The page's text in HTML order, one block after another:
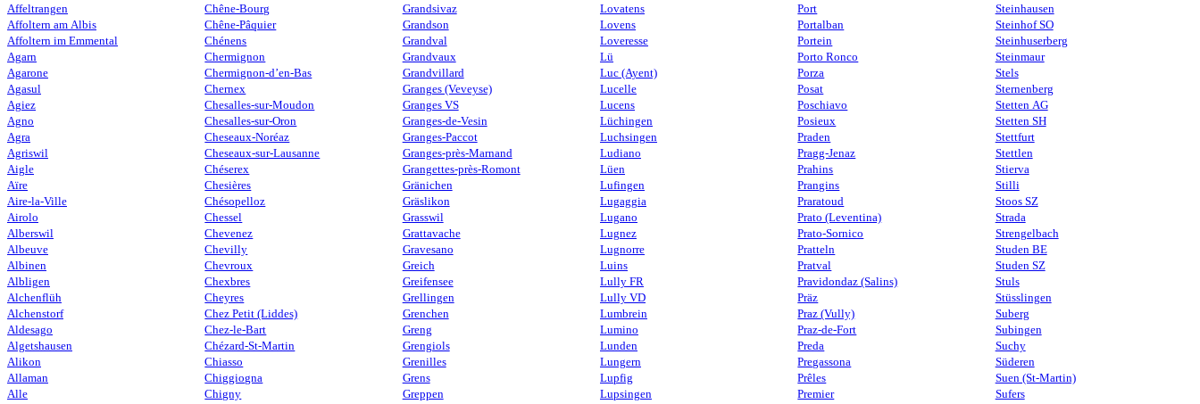
Affeltrangen
Affoltern am Albis
Affoltern im Emmental
Agarn
Agarone
Agasul
Agiez
Agno
Agra
Agriswil
Aigle
Aïre
Aire-la-Ville
Airolo
Alberswil
Albeuve
Albinen
Albligen
Alchenflüh
Alchenstorf
Aldesago
Algetshausen
Alikon
Allaman
Alle
Chêne-Bourg
Chêne-Pâquier
Chénens
Chermignon
Chermignon-d’en-Bas
Chernex
Chesalles-sur-Moudon
Chesalles-sur-Oron
Cheseaux-Noréaz
Cheseaux-sur-Lausanne
Chéserex
Chesières
Chésopelloz
Chessel
Chevenez
Chevilly
Chevroux
Chexbres
Cheyres
Chez Petit (Liddes)
Chez-le-Bart
Chézard-St-Martin
Chiasso
Chiggiogna
Chigny
Grandsivaz
Grandson
Grandval
Grandvaux
Grandvillard
Granges (Veveyse)
Granges VS
Granges-de-Vesin
Granges-Paccot
Granges-près-Marnand
Grangettes-près-Romont
Gränichen
Gräslikon
Grasswil
Grattavache
Gravesano
Greich
Greifensee
Grellingen
Grenchen
Greng
Grengiols
Grenilles
Grens
Greppen
Lovatens
Lovens
Loveresse
Lü
Luc (Ayent)
Lucelle
Lucens
Lüchingen
Luchsingen
Ludiano
Lüen
Lufingen
Lugaggia
Lugano
Lugnez
Lugnorre
Luins
Lully FR
Lully VD
Lumbrein
Lumino
Lunden
Lungern
Lupfig
Lupsingen
Port
Portalban
Portein
Porto Ronco
Porza
Posat
Poschiavo
Posieux
Praden
Pragg-Jenaz
Prahins
Prangins
Praratoud
Prato (Leventina)
Prato-Sornico
Pratteln
Pratval
Pravidondaz (Salins)
Präz
Praz (Vully)
Praz-de-Fort
Preda
Pregassona
Prêles
Premier
Steinhausen
Steinhof SO
Steinhuserberg
Steinmaur
Stels
Sternenberg
Stetten AG
Stetten SH
Stettfurt
Stettlen
Stierva
Stilli
Stoos SZ
Strada
Strengelbach
Studen BE
Studen SZ
Stuls
Stüsslingen
Suberg
Subingen
Suchy
Süderen
Suen (St-Martin)
Sufers